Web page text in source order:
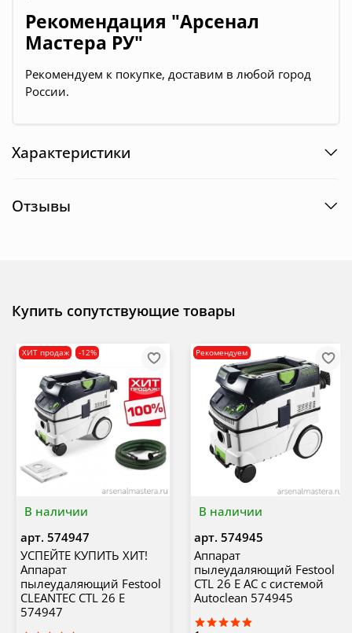
Рекомендация "Арсенал
Мастера РУ"
Рекомендуем к покупке, доставим в любой город
России.
Характеристики
Отзывы
Купить сопутствующие товары
В наличии
ХИТ продаж -12%
арт. 574947
УСПЕЙТЕ КУПИТЬ ХИТ!
Аппарат
пылеудаляющий Festool
CLEANTEC CTL 26 E
574947
В наличии
Рекомендуем
арт. 574945
Аппарат
пылеудаляющий Festool
CTL 26 E AC с системой
Autoclean 574945